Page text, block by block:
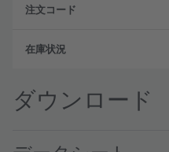
ダウンロード